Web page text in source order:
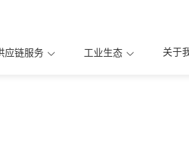
应链服务 工业生态 关于